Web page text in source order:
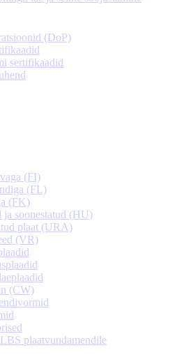
(DoP)
sertifikaadid
(FI)
(FL)
(FK)
ja soonestatud (HU)
plaat (URA)
(VR)
(CW)
plaatvundamendile